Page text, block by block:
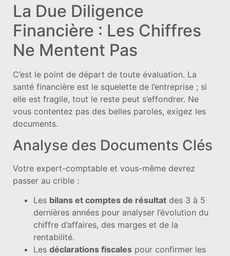
La Due Diligence
Financière : Les Chiffres
Ne Mentent Pas
C’est le point de départ de toute évaluation. La
santé financière est le squelette de l’entreprise ; si
elle est fragile, tout le reste peut s’effondrer. Ne
vous contentez pas des belles paroles, exigez les
documents.
Analyse des Documents Clés
Votre expert-comptable et vous-même devrez
passer au crible :
Les bilans et comptes de résultat des 3 à 5
dernières années pour analyser l’évolution du
chiffre d’affaires, des marges et de la
rentabilité.
Les déclarations fiscales pour confirmer les